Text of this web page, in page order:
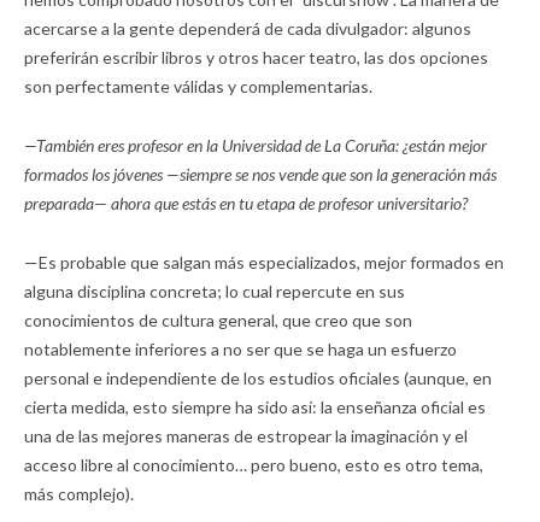
acercarse a la gente dependerá de cada divulgador: algunos
preferirán escribir libros y otros hacer teatro, las dos opciones
son perfectamente válidas y complementarias.
—También eres profesor en la Universidad de La Coruña: ¿están mejor
formados los jóvenes —siempre se nos vende que son la generación más
preparada— ahora que estás en tu etapa de profesor universitario?
—Es probable que salgan más especializados, mejor formados en
alguna disciplina concreta; lo cual repercute en sus
conocimientos de cultura general, que creo que son
notablemente inferiores a no ser que se haga un esfuerzo
personal e independiente de los estudios oficiales (aunque, en
cierta medida, esto siempre ha sido así: la enseñanza oficial es
una de las mejores maneras de estropear la imaginación y el
acceso libre al conocimiento… pero bueno, esto es otro tema,
más complejo).